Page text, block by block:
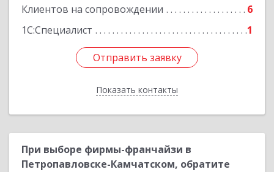
Клиентов на сопровождении
6
1С:Специалист
1
Отправить заявку
Показать контакты
Отправить заявку
Назад
При выборе фирмы-франчайзи в
Петропавловске-Камчатском, обратите